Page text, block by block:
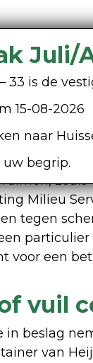
Milieu
tegen
voor een
vuil
beslag
van
Juli/
– 33 is de
15-08-2026
naar
begrip.